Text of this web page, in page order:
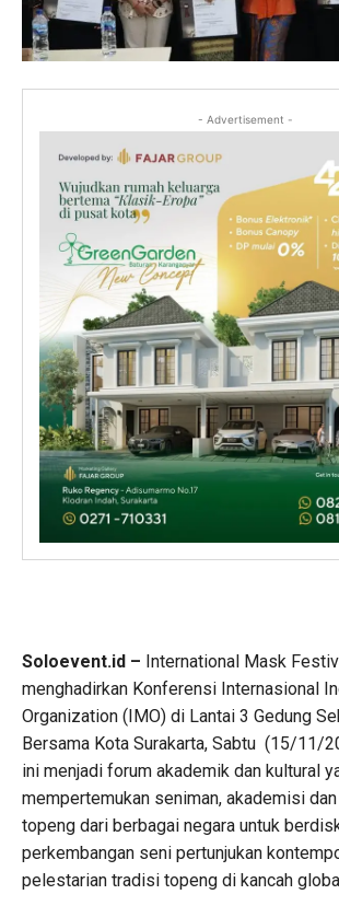
- Advertisement -
Soloevent.id – International Mask
menghadirkan Konferensi Internasional
Organization (IMO) di Lantai 3 Gedung
Bersama Kota Surakarta, Sabtu (15/11/
ini menjadi forum akademik dan kultural
mempertemukan seniman, akademisi
topeng dari berbagai negara untuk
perkembangan seni pertunjukan
pelestarian tradisi topeng di kancah